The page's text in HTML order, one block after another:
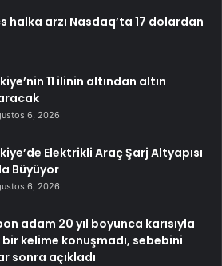
arzı Nasdaq’ta 17 dolardan
11 ilinin altından altın
6, 2026
Elektrikli Araç Şarj Altyapısı
Büyüyor
6, 2026
adam 20 yıl boyunca karısıyla
kelime konuşmadı, sebebini
sonra açıkladı